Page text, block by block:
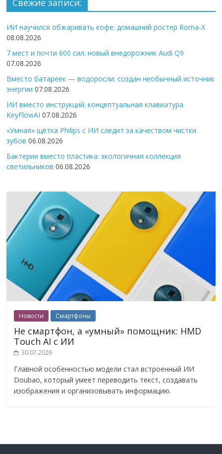
ИИ научился обжаривать кофе: домашний ростер Roma-X
08.08.2026
7 мест и почти 600 сил: новый внедорожник Audi Q9
07.08.2026
Вместо батареек — водоросли: создан необычный источник
энергии 07.08.2026
ИИ вместо инструкций: концептуальная клавиатура
KeyFlowAI 07.08.2026
«Умная» щётка Philips с ИИ следит за качеством чистки
зубов 06.08.2026
Бактерии вместо пластика: экологичная коллекция
светильников 06.08.2026
Новости Смартфоны
Не смартфон, а «умный» помощник: HMD
Touch AI с ИИ
30.07.2026
Главной особенностью модели стал встроенный ИИ
Doubao, который умеет переводить текст, создавать
изображения и организовывать информацию.